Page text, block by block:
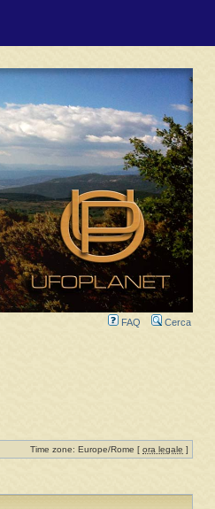
FAQ Cerca
Time zone: Europe/Rome [ ora legale ]